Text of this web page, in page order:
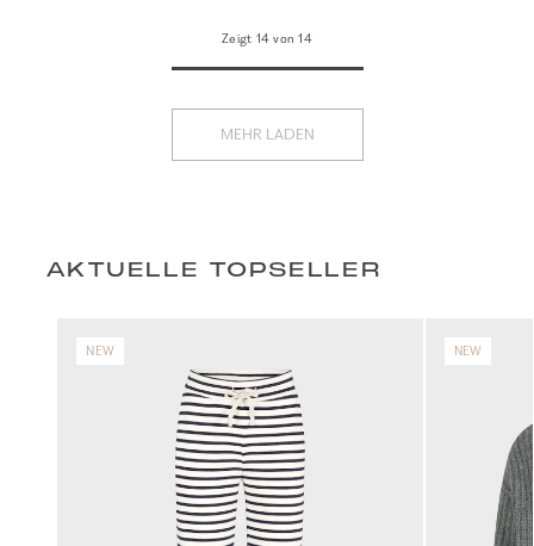
Zeigt 14 von 14
MEHR LADEN
AKTUELLE TOPSELLER
NEW NEW